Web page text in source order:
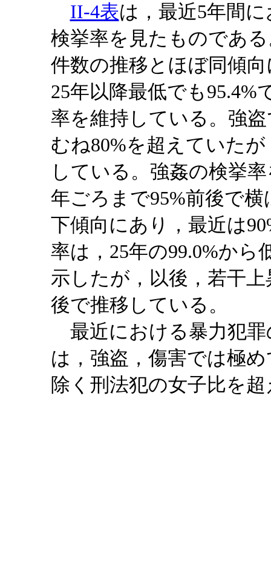
II-4表は，最近5年間
検挙率を見たものであ
件数の推移とほぼ同傾
25年以降最低でも95.4%
率を維持している。強
むね80%を超えていた
している。強姦の検挙
年ごろまで95%前後で
下傾向にあり，最近は
率は，25年の99.0%から
示したが，以後，若干
後で推移している。
最近における暴力犯罪
は，強盗，傷害では極
除く刑法犯の女子比を